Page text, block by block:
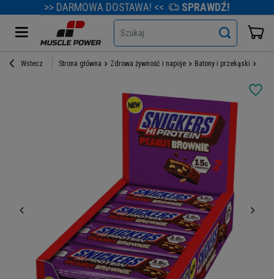
>> DARMOWA DOSTAWA! << SPRAWDŹ!
Szukaj
Wstecz Strona główna Zdrowa żywność i napoje Batony i przekąski